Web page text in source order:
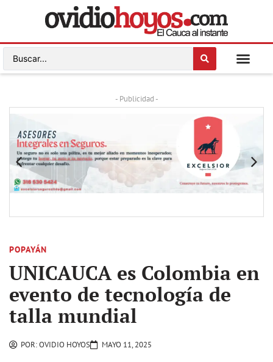
- Publicidad -
POPAYÁN
UNICAUCA es Colombia en
evento de tecnología de
talla mundial
POR:OVIDIO HOYOS MAYO 11, 2025